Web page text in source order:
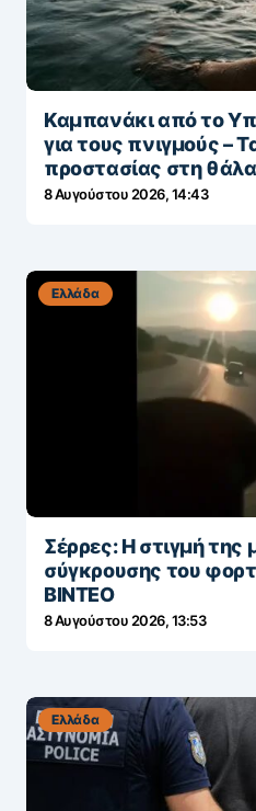
Καμπανάκι από το
για τους πνιγμούς –
προστασίας στη
8 Αυγούστου 2026, 14:43
Ελλάδα
Σέρρες: Η στιγμή της
σύγκρουσης του
ΒΙΝΤΕΟ
8 Αυγούστου 2026, 13:53
Ελλάδα